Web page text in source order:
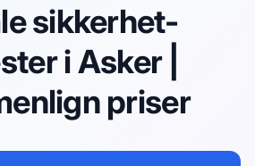
sikkerhet-
i Asker |
priser